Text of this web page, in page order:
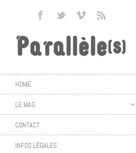
HOME
LE MAG
CONTACT
INFOS LÉGALES